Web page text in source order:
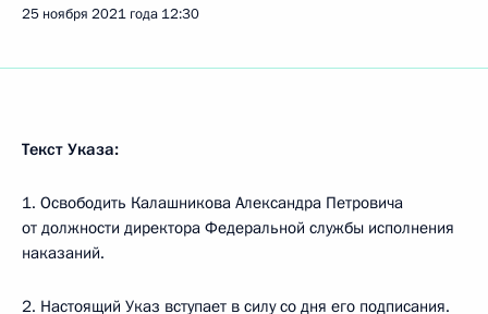
25 ноября 2021 года 12:30
Текст Указа:
1. Освободить Калашникова Александра Петровича
от должности директора Федеральной службы исполнения
наказаний.
2. Настоящий Указ вступает в силу со дня его подписания.